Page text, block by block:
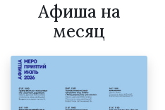
Афиша на
месяц